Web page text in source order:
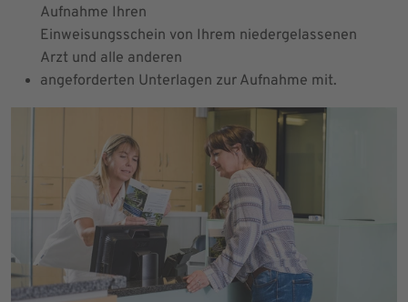
Aufnahme Ihren
Einweisungsschein von Ihrem niedergelassenen
Arzt und alle anderen
angeforderten Unterlagen zur Aufnahme mit.